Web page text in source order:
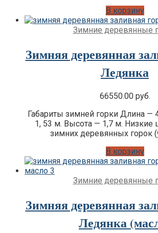
В корзину
Зимние деревянные
Зимняя деревянная
Ледянка
66550.00 руб.
Габариты зимней горки Длина —
1, 53 м. Высота — 1,7 м. Низкие
зимних деревянных горок
В корзину
Зимние деревянные
Зимняя деревянная
Ледянка